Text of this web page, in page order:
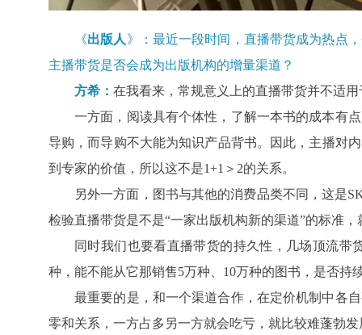
《出版人 》：最近一段时间，直播带货成为热点
主播带货是否会成为出版机构的增量渠道？
方希 ： 在我看来，常规意义上的直播带货并不适
一方面，阅读具有个体性，了解一本书的成本有
导购，而导购不大能为知识产品背书。因此，主播对
到专家的价值，所以这不是1+1＞2的关系。
另外一方面，图书与其他的消费品类不同，这是
检验直播带货是不是“一家出版机构新的渠道”的标准
同时我们也要看直播带货的持久性，几场顶流带
种，能不能从它那销售5万种、10万种的图书，是否持
最重要的是，和一个渠道合作，在定价机制中各
零和关系，一方占多另一方就会吃亏，就比较难蓬勃发